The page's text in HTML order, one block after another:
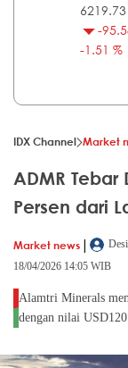
6219.73
-
-1.51 %
IDX Channel Market
ADMR Tebar
Persen dari
Market news |
18/04/2026 14:05 WIB
Alamtri Minerals
dengan nilai